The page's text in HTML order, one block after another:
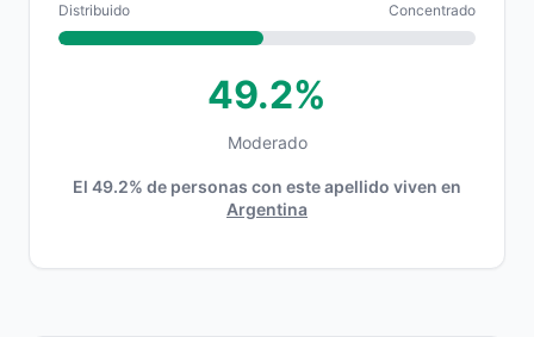
Distribuido Concentrado
49.2%
Moderado
El 49.2% de personas con este apellido viven en
Argentina